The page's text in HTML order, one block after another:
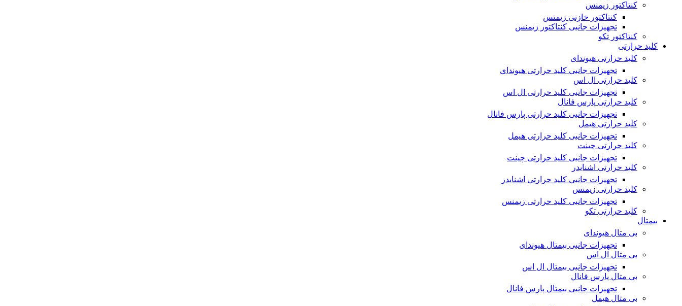
کنتاکتور زیمنس
کنتاکتور خازنی زیمنس
تجهیزات جانبی کنتاکتور زیمنس
کنتاکتور تکو
کلید حرارتی
کلید حرارتی هیوندای
تجهیزات جانبی کلید حرارتی هیوندای
کلید حرارتی ال اس
تجهیزات جانبی کلید حرارتی ال اس
کلید حرارتی پارس فانال
تجهیزات جانبی کلید حرارتی پارس فانال
کلید حرارتی هیمل
تجهیزات جانبی کلید حرارتی هیمل
کلید حرارتی چینت
تجهیزات جانبی کلید حرارتی چینت
کلید حرارتی اشنایدر
تجهیزات جانبی کلید حرارتی اشنایدر
کلید حرارتی زیمنس
تجهیزات جانبی کلید حرارتی زیمنس
کلید حرارتی تکو
بیمتال
بی متال هیوندای
تجهیزات جانبی بیمتال هیوندای
بی متال ال اس
تجهیزات جانبی بیمتال ال اس
بی متال پارس فانال
تجهیزات جانبی بیمتال پارس فانال
بی متال هیمل